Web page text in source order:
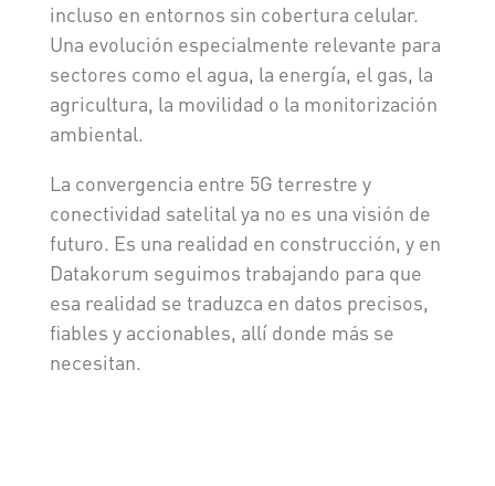
incluso en entornos sin cobertura celular.
Una evolución especialmente relevante para
sectores como el agua, la energía, el gas, la
agricultura, la movilidad o la monitorización
ambiental.
La convergencia entre 5G terrestre y
conectividad satelital ya no es una visión de
futuro. Es una realidad en construcción, y en
Datakorum seguimos trabajando para que
esa realidad se traduzca en datos precisos,
fiables y accionables, allí donde más se
necesitan.